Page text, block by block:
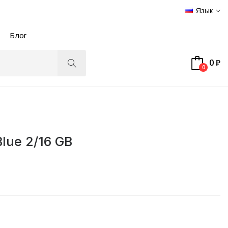
Язык
Блог
0 0 ₽
2/16 GB